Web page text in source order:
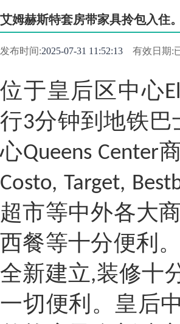
艾姆赫斯特套房带家具拎包入住
发布时间:2025-07-31 11:52:13 有效日期:
位于皇后区中心
行3分钟到地铁
心Queens
Costo, Target,
超市等中外各大
西餐等十分便利
全新建立,装修十
一切便利。皇后